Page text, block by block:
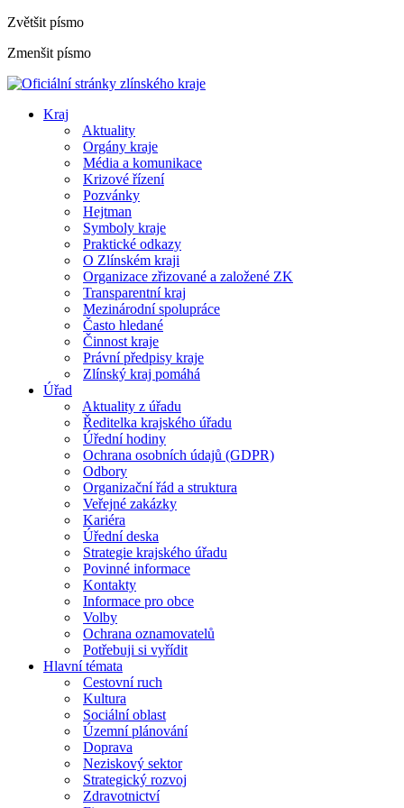
Zvětšit písmo
Zmenšit písmo
Kraj
Aktuality
Orgány kraje
Média a komunikace
Krizové řízení
Pozvánky
Hejtman
Symboly kraje
Praktické odkazy
O Zlínském kraji
Organizace zřizované a založené ZK
Transparentní kraj
Mezinárodní spolupráce
Často hledané
Činnost kraje
Právní předpisy kraje
Zlínský kraj pomáhá
Úřad
Aktuality z úřadu
Ředitelka krajského úřadu
Úřední hodiny
Ochrana osobních údajů (GDPR)
Odbory
Organizační řád a struktura
Veřejné zakázky
Kariéra
Úřední deska
Strategie krajského úřadu
Povinné informace
Kontakty
Informace pro obce
Volby
Ochrana oznamovatelů
Potřebuji si vyřídit
Hlavní témata
Cestovní ruch
Kultura
Sociální oblast
Územní plánování
Doprava
Neziskový sektor
Strategický rozvoj
Zdravotnictví